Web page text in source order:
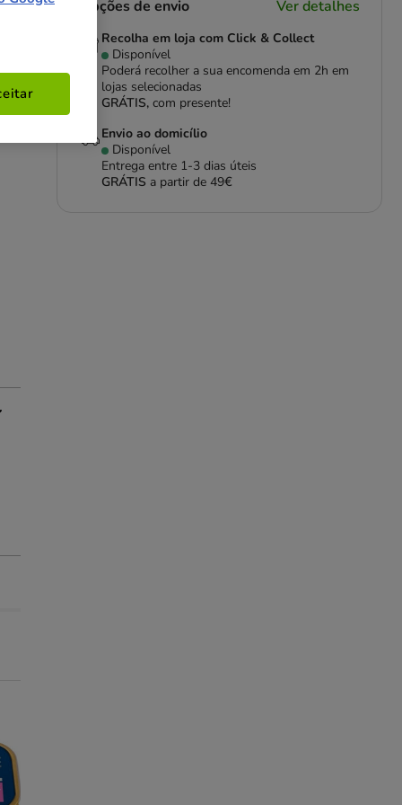
Opções de envio Ver detalhes
Recolha em loja com Click & Collect
Disponível
Poderá recolher a sua encomenda em 2h em
lojas selecionadas
GRÁTIS,com presente!
Envio ao domicílio
Disponível
Entrega entre 1-3 dias úteis
GRÁTIS a partir de 49€